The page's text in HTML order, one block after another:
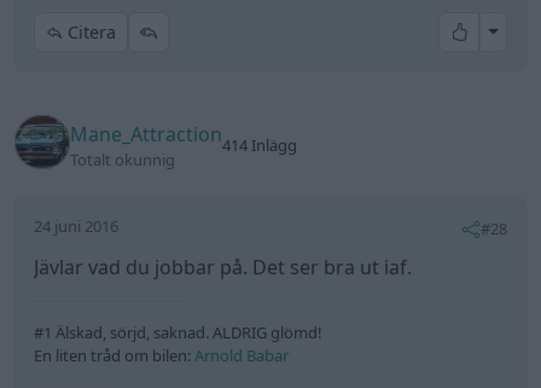
Citera All
Mane_Attraction
Totalt okunnig
414 Inlägg
24 juni 2016 #28
Jävlar vad du jobbar på. Det ser bra ut iaf.
#1 Älskad, sörjd, saknad. ALDRIG glömd!
En liten tråd om bilen: Arnold Babar